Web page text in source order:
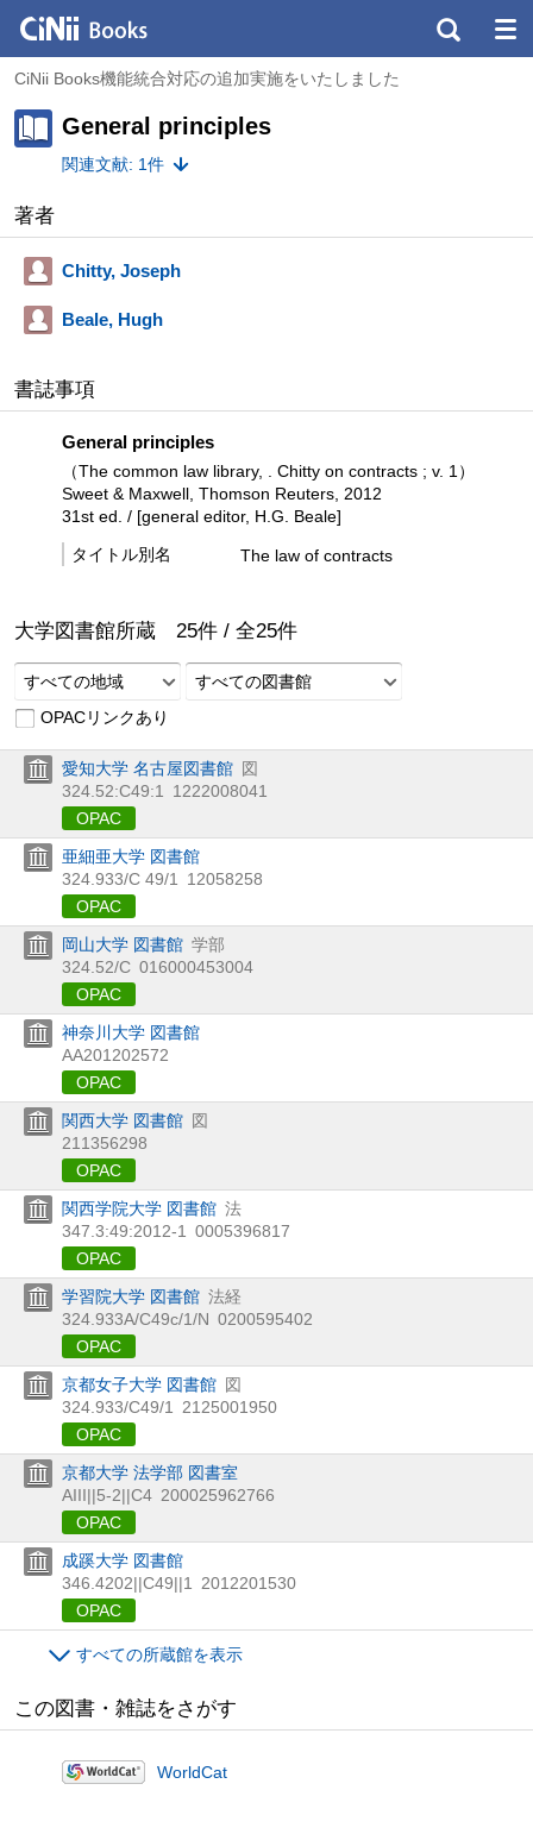
CiNii Books機能統合対応の追加実施をいたしました
General principles
関連文献: 1件
著者
Chitty, Joseph
Beale, Hugh
書誌事項
General principles
（The common law library, . Chitty on contracts ; v. 1）
Sweet & Maxwell, Thomson Reuters, 2012
31st ed. / [general editor, H.G. Beale]
タイトル別名
The law of contracts
大学図書館所蔵 25件 / 全25件
すべての地域
すべての図書館
OPACリンクあり
愛知大学 名古屋図書館 図
324.52:C49:1
1222008041
OPAC
亜細亜大学 図書館
324.933/C 49/1
12058258
OPAC
岡山大学 図書館 学部
324.52/C 016000453004
OPAC
神奈川大学 図書館
AA201202572
OPAC
関西大学 図書館 図
211356298
OPAC
関西学院大学 図書館 法
347.3:49:2012-1
0005396817
OPAC
学習院大学 図書館 法経
324.933A/C49c/1/N 0200595402
OPAC
京都女子大学 図書館 図
324.933/C49/1
2125001950
OPAC
京都大学 法学部 図書室
AIII||5-2||C4 200025962766
OPAC
成蹊大学 図書館
346.4202||C49||1
2012201530
OPAC
すべての所蔵館を表示
この図書・雑誌をさがす
WorldCat